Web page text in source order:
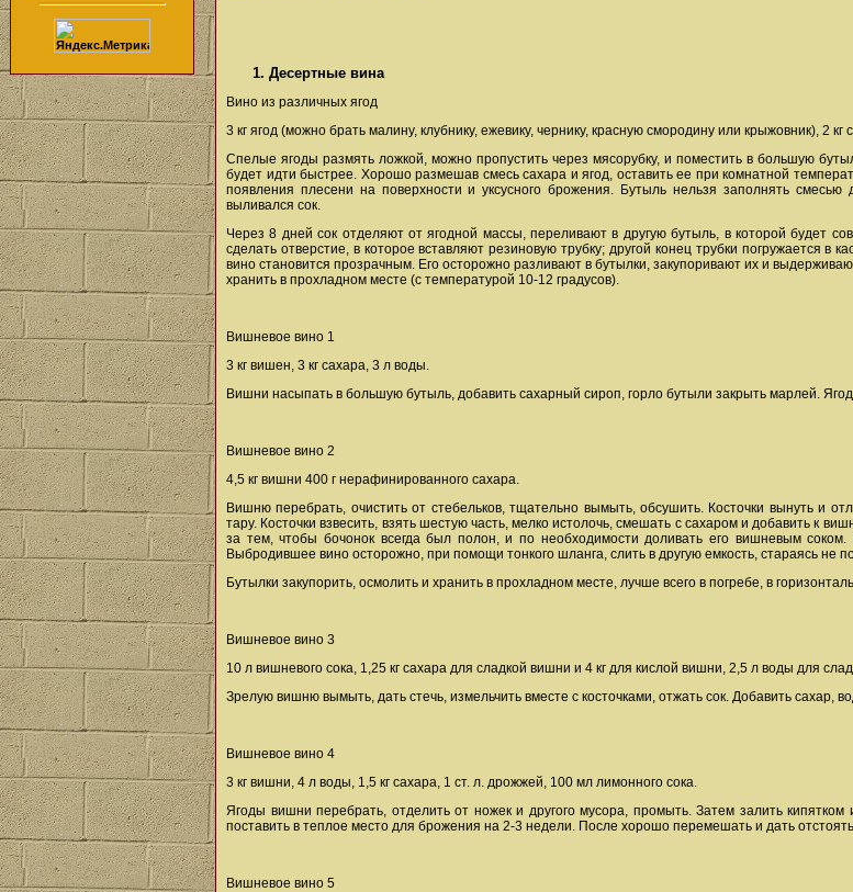
1. Десертные вина
Вино из различных ягод
3 кг ягод (можно брать малину, клубнику, ежевику, чернику, красную смородину или крыжовник), 2 кг
Спелые ягоды размять ложкой, можно пропустить через мясорубку, и поместить в большую
будет идти быстрее. Хорошо размешав смесь сахара и ягод, оставить ее при комнатной
появления плесени на поверхности и уксусного брожения. Бутыль нельзя заполнять
выливался сок.
Через 8 дней сок отделяют от ягодной массы, переливают в другую бутыль, в которой будет
сделать отверстие, в которое вставляют резиновую трубку; другой конец трубки погружается
вино становится прозрачным. Его осторожно разливают в бутылки, закупоривают их и
хранить в прохладном месте (с температурой 10-12 градусов).
Вишневое вино 1
3 кг вишен, 3 кг сахара, 3 л воды.
Вишни насыпать в большую бутыль, добавить сахарный сироп, горло бутыли закрыть марлей.
Вишневое вино 2
4,5 кг вишни 400 г нерафинированного сахара.
Вишню перебрать, очистить от стебельков, тщательно вымыть, обсушить. Косточки вынуть и
тару. Косточки взвесить, взять шестую часть, мелко истолочь, смешать с сахаром и добавить к
за тем, чтобы бочонок всегда был полон, и по необходимости доливать его вишневым
Выбродившее вино осторожно, при помощи тонкого шланга, слить в другую емкость, стараясь не
Бутылки закупорить, осмолить и хранить в прохладном месте, лучше всего в погребе, в
Вишневое вино 3
10 л вишневого сока, 1,25 кг сахара для сладкой вишни и 4 кг для кислой вишни, 2,5 л воды для
Зрелую вишню вымыть, дать стечь, измельчить вместе с косточками, отжать сок. Добавить сахар,
Вишневое вино 4
3 кг вишни, 4 л воды, 1,5 кг сахара, 1 ст. л. дрожжей, 100 мл лимонного сока.
Ягоды вишни перебрать, отделить от ножек и другого мусора, промыть. Затем залить
поставить в теплое место для брожения на 2-3 недели. После хорошо перемешать и дать
Вишневое вино 5